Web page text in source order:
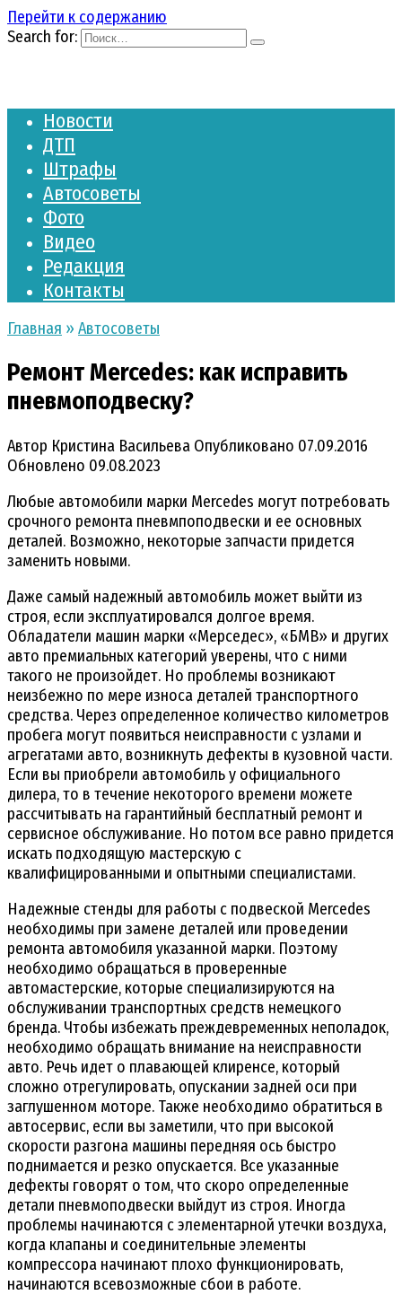
Перейти к содержанию
Search for:
Новости
ДТП
Штрафы
Автосоветы
Фото
Видео
Редакция
Контакты
Главная » Автосоветы
Ремонт Mercedes: как исправить
пневмоподвеску?
Автор Кристина Васильева Опубликовано 07.09.2016
Обновлено 09.08.2023
Любые автомобили марки Mercedes могут потребовать
срочного ремонта пневмпоподвески и ее основных
деталей. Возможно, некоторые запчасти придется
заменить новыми.
Даже самый надежный автомобиль может выйти из
строя, если эксплуатировался долгое время.
Обладатели машин марки «Мерседес», «БМВ» и других
авто премиальных категорий уверены, что с ними
такого не произойдет. Но проблемы возникают
неизбежно по мере износа деталей транспортного
средства. Через определенное количество километров
пробега могут появиться неисправности с узлами и
агрегатами авто, возникнуть дефекты в кузовной части.
Если вы приобрели автомобиль у официального
дилера, то в течение некоторого времени можете
рассчитывать на гарантийный бесплатный ремонт и
сервисное обслуживание. Но потом все равно придется
искать подходящую мастерскую с
квалифицированными и опытными специалистами.
Надежные стенды для работы с подвеской Mercedes
необходимы при замене деталей или проведении
ремонта автомобиля указанной марки. Поэтому
необходимо обращаться в проверенные
автомастерские, которые специализируются на
обслуживании транспортных средств немецкого
бренда. Чтобы избежать преждевременных неполадок,
необходимо обращать внимание на неисправности
авто. Речь идет о плавающей клиренсе, который
сложно отрегулировать, опускании задней оси при
заглушенном моторе. Также необходимо обратиться в
автосервис, если вы заметили, что при высокой
скорости разгона машины передняя ось быстро
поднимается и резко опускается. Все указанные
дефекты говорят о том, что скоро определенные
детали пневмоподвески выйдут из строя. Иногда
проблемы начинаются с элементарной утечки воздуха,
когда клапаны и соединительные элементы
компрессора начинают плохо функционировать,
начинаются всевозможные сбои в работе.